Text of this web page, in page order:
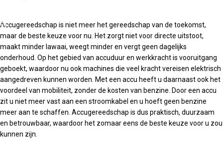
Accugereedschap is niet meer het gereedschap van de toekomst,
maar de beste keuze voor nu. Het zorgt niet voor directe uitstoot,
maakt minder lawaai, weegt minder en vergt geen dagelijks
onderhoud. Op het gebied van accuduur en werkkracht is vooruitgang
geboekt, waardoor nu ook machines die veel kracht vereisen elektrisch
aangedreven kunnen worden. Met een accu heeft u daarnaast ook het
voordeel van mobiliteit, zonder de kosten van benzine. Door een accu
zit u niet meer vast aan een stroomkabel en u hoeft geen benzine
meer aan te schaffen. Accugereedschap is dus praktisch, duurzaam
en betrouwbaar, waardoor het zomaar eens de beste keuze voor u zou
kunnen zijn.